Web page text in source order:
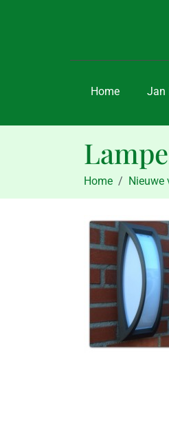
Home Jan
Home Nieuwe